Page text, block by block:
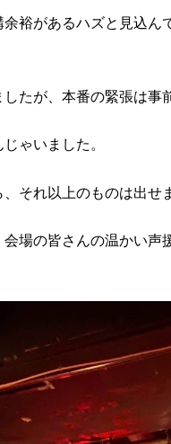
裕があるハズと見込
たが、本番の緊張は事
ゃいました。
それ以上のものは出せ
場の皆さんの温かい